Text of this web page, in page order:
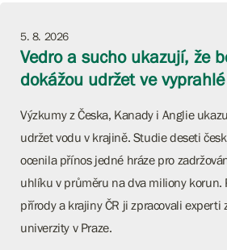
5. 8. 2026
Vedro a sucho ukazují, že
dokážou udržet ve
Výzkumy z Česka, Kanady i Anglie
udržet vodu v krajině. Studie deseti
ocenila přínos jedné hráze pro
uhlíku v průměru na dva miliony korun.
přírody a krajiny ČR ji zpracovali experti
univerzity v Praze.